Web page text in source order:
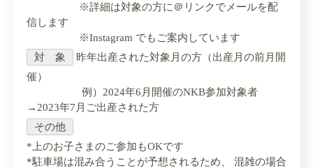
※詳細は対象の方に＠リンクでメールを配
信します
※Instagram でもご案内しています
対 象
昨年出産された対象月の方（出産月の前月開
催）
例）2024年6月開催のNKB参加対象者
→2023年7月ご出産された方
その他
*上のお子さまのご参加もOKです
*駐車場は混み合うことが予想されるため、 混雑の場合